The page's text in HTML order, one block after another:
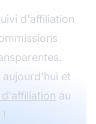
d'affiliation
aujourd'hui et
au